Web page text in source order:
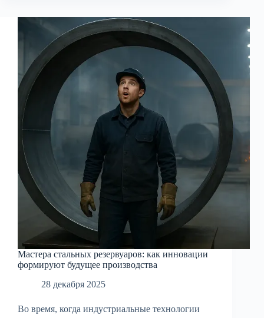
резервуаров:
Экологические
аспекты
Мастера стальных резервуаров: как инновации
формируют будущее производства
28 декабря 2025
Во время, когда индустриальные технологии